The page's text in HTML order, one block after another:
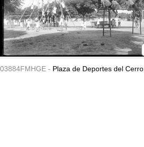
03884FMHGE - Plaza de Deportes del Cerro.